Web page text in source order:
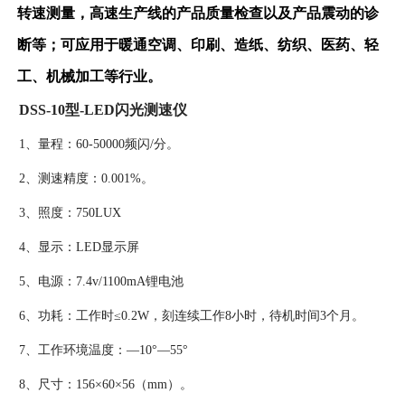
转速测量，高速生产线的产品质量检查以及产品震动的诊
断等；可应用于暖通空调、印刷、造纸、纺织、医药、轻
工、机械加工等行业。
DSS-10型-LED闪光测速仪
1、量程：60-50000频闪/分。
2、测速精度：0.001%。
3、照度：750LUX
4、显示：LED显示屏
5、电源：7.4v/1100mA锂电池
6、功耗：工作时≤0.2W，刻连续工作8小时，待机时间3个月。
7、工作环境温度：—10°—55°
8、尺寸：156×60×56（mm）。